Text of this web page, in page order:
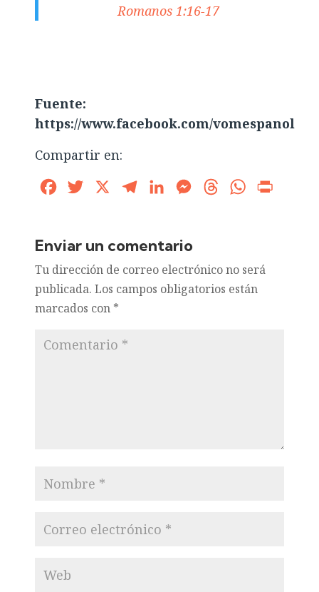
Romanos 1:16-17
Fuente:
https://www.facebook.com/vomespanol
Compartir en:
FacebookTwitter TelegramLinkedInMessengerThreadsWhatsApp
Enviar un comentario
Tu dirección de correo electrónico no será
publicada. Los campos obligatorios están
marcados con *